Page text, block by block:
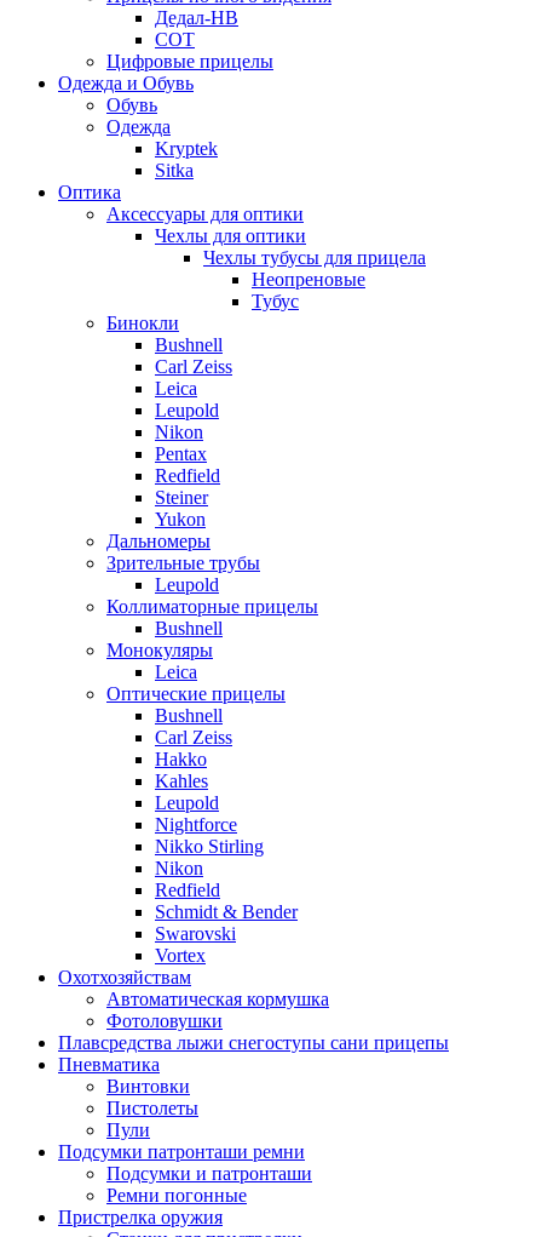
Дедал-НВ
СОТ
Цифровые прицелы
Одежда и Обувь
Обувь
Одежда
Kryptek
Sitka
Оптика
Аксессуары для оптики
Чехлы для оптики
Чехлы тубусы для прицела
Неопреновые
Тубус
Бинокли
Bushnell
Carl Zeiss
Leica
Leupold
Nikon
Pentax
Redfield
Steiner
Yukon
Дальномеры
Зрительные трубы
Leupold
Коллиматорные прицелы
Bushnell
Монокуляры
Leica
Оптические прицелы
Bushnell
Carl Zeiss
Hakko
Kahles
Leupold
Nightforce
Nikko Stirling
Nikon
Redfield
Schmidt & Bender
Swarovski
Vortex
Охотхозяйствам
Автоматическая кормушка
Фотоловушки
Плавсредства лыжи снегоступы сани прицепы
Пневматика
Винтовки
Пистолеты
Пули
Подсумки патронташи ремни
Подсумки и патронташи
Ремни погонные
Пристрелка оружия